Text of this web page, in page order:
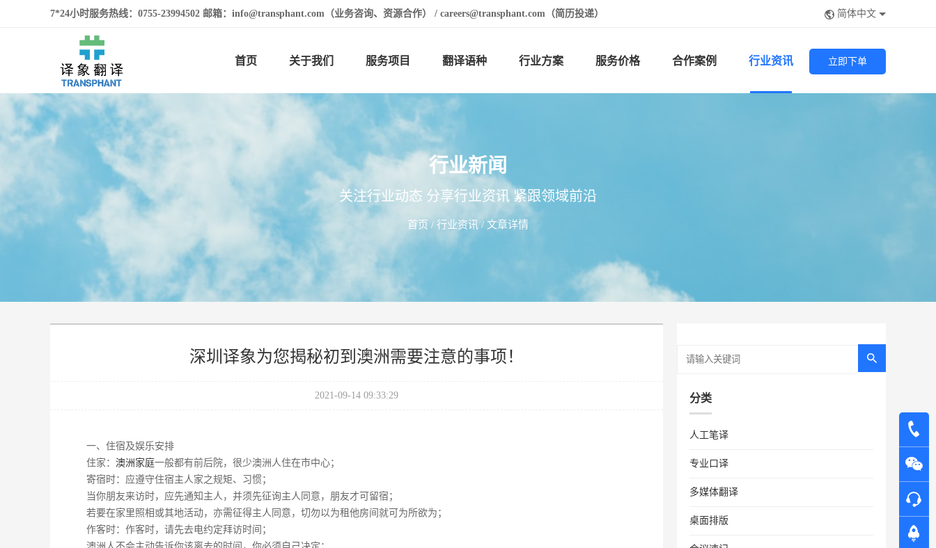
7*24小时服务热线：0755-23994502 邮箱：info@transphant.com（业务咨询、资源合作） / careers@transphant.com（简历投递） 简体中文
首页 关于我们 服务项目 翻译语种 行业方案 服务价格 合作案例 行业资讯 立即下单
行业新闻
关注行业动态 分享行业资讯 紧跟领域前沿
首页/ 行业资讯/ 文章详情
深圳译象为您揭秘初到澳洲需要注意的事项！
2021-09-14 09:33:29
一、住宿及娱乐安排
住家： 澳洲家庭一般都有前后院，很少澳洲人住在市中心；
寄宿时：应遵守住宿主人家之规矩、习惯；
当你朋友来访时，应先通知主人，并须先征询主人同意，朋友才可留宿；
若要在家里照相或其地活动，亦需征得主人同意，切勿以为租他房间就可为所欲为；
作客时：作客时，请先去电约定拜访时间；
分类
人工笔译
专业口译
多媒体翻译
桌面排版